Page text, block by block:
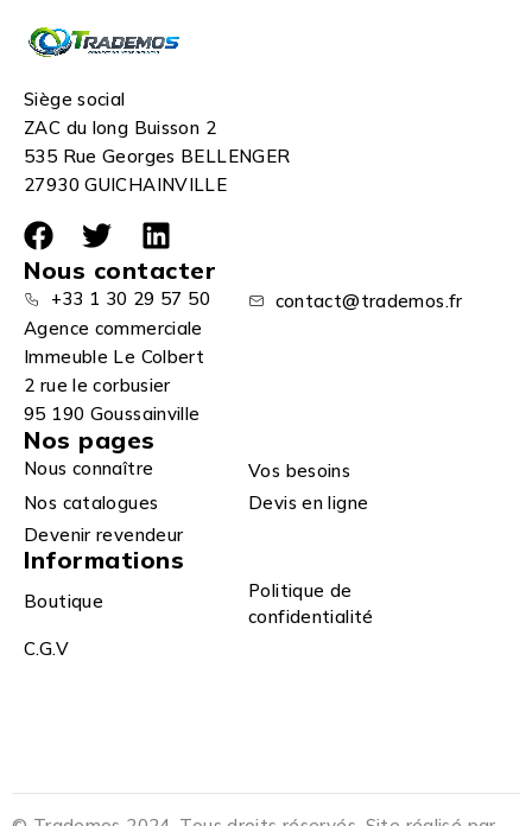
Siège social
ZAC du long Buisson 2
535 Rue Georges BELLENGER
27930 GUICHAINVILLE
Nous contacter
+33 1 30 29 57 50
contact@trademos.fr
Agence commerciale
Immeuble Le Colbert
2 rue le corbusier
95 190 Goussainville
Nos pages
Nous connaître
Vos besoins
Nos catalogues
Devis en ligne
Devenir revendeur
Informations
Boutique
Politique de
confidentialité
C.G.V